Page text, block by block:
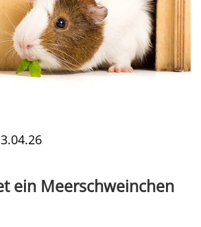
ein Meerschweinchen